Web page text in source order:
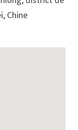
Chine